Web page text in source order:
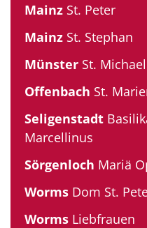
Mainz St. Peter
Mainz St. Stephan
Münster St. Michael
Offenbach St.
Seligenstadt
Marcellinus
Sörgenloch Mariä
Worms Dom St.
Worms Liebfrauen